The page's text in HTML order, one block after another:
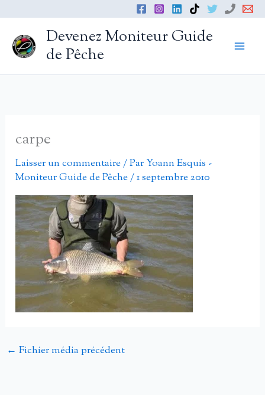
contenu
Devenez Moniteur Guide
de Pêche
carpe
Laisser un commentaire/ ParYoann Esquis -
Moniteur Guide de Pêche/1 septembre 2010
← Fichier média précédent